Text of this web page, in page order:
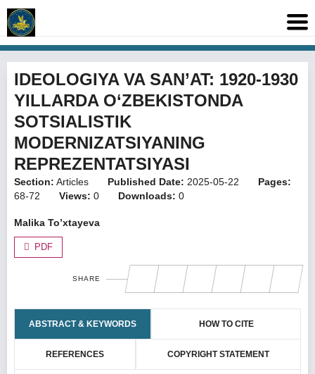
IDEOLOGIYA VA SAN’AT: 1920-1930
YILLARDA O‘ZBEKISTONDA
SOTSIALISTIK
MODERNIZATSIYANING
REPREZENTATSIYASI
Section: Articles Published Date: 2025-05-22
Pages:
68-72
Views: 0 Downloads: 0
Malika To’xtayeva
PDF
SHARE
ABSTRACT & KEYWORDS HOW TO CITE
REFERENCES COPYRIGHT STATEMENT